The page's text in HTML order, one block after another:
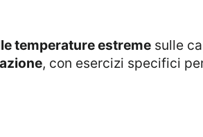
temperature estremesulle
, con esercizi specifici